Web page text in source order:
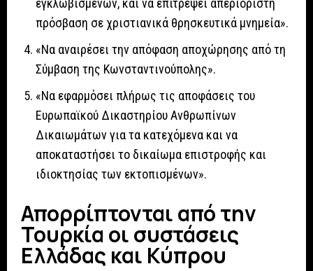
εγκλωβισμένων, και να επιτρέψει απεριόριστη
πρόσβαση σε χριστιανικά θρησκευτικά μνημεία».
«Να αναιρέσει την απόφαση αποχώρησης από τη
Σύμβαση της Κωνσταντινούπολης».
«Να εφαρμόσει πλήρως τις αποφάσεις του
Ευρωπαϊκού Δικαστηρίου Ανθρωπίνων
Δικαιωμάτων για τα κατεχόμενα και να
αποκαταστήσει το δικαίωμα επιστροφής και
ιδιοκτησίας των εκτοπισμένων».
Απορρίπτονται από την
Τουρκία οι συστάσεις
Ελλάδας και Κύπρου